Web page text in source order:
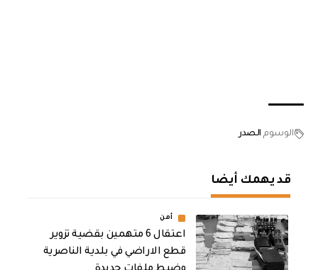
الوسوم الصدر
قد يهمك أيضا
أمن
اعتقال 6 متهمين بقضية تزوير
قطع الاراضي في بلدية الناصرية